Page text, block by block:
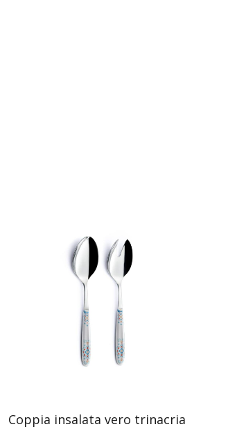
Coppia insalata vero trinacria